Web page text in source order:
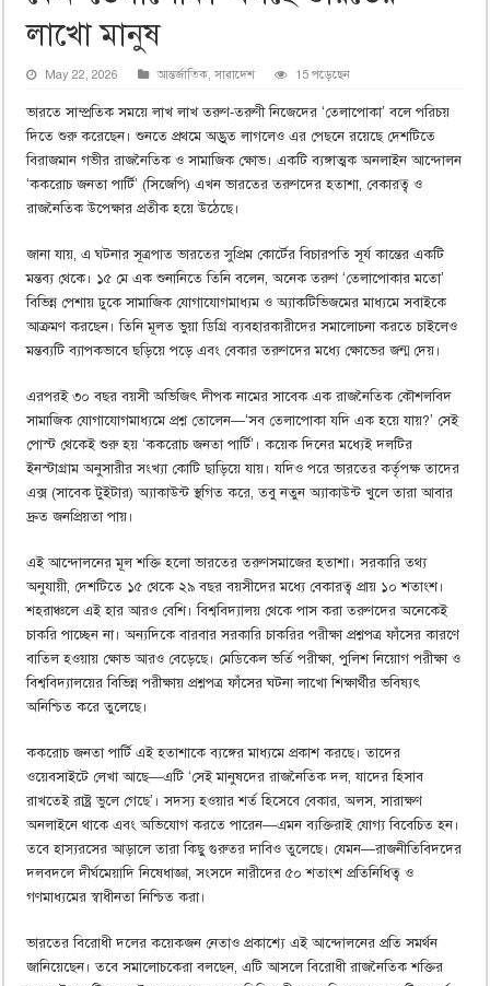
লাখো মানুষ
May 22, 2026 আন্তর্জাতিক ,সারাদেশ 15 পড়েছেন
ভারতে সাম্প্রতিক সময়ে লাখ লাখ তরুণ-তরুণী নিজেদের ‘তেলাপোকা’ বলে পরিচয়
দিতে শুরু করেছেন। শুনতে প্রথমে অদ্ভুত লাগলেও এর পেছনে রয়েছে দেশটিতে
বিরাজমান গভীর রাজনৈতিক ও সামাজিক ক্ষোভ। একটি ব্যঙ্গাত্মক অনলাইন আন্দোলন
‘ককরোচ জনতা পার্টি’ (সিজেপি) এখন ভারতের তরুণদের হতাশা, বেকারত্ব ও
রাজনৈতিক উপেক্ষার প্রতীক হয়ে উঠেছে।
জানা যায়, এ ঘটনার সূত্রপাত ভারতের সুপ্রিম কোর্টের বিচারপতি সূর্য কান্তের একটি
মন্তব্য থেকে। ১৫ মে এক শুনানিতে তিনি বলেন, অনেক তরুণ ‘তেলাপোকার মতো’
বিভিন্ন পেশায় ঢুকে সামাজিক যোগাযোগমাধ্যম ও অ্যাকটিভিজমের মাধ্যমে সবাইকে
আক্রমণ করছেন। তিনি মূলত ভুয়া ডিগ্রি ব্যবহারকারীদের সমালোচনা করতে চাইলেও
মন্তব্যটি ব্যাপকভাবে ছড়িয়ে পড়ে এবং বেকার তরুণদের মধ্যে ক্ষোভের জন্ম দেয়।
এরপরই ৩০ বছর বয়সী অভিজিৎ দীপক নামের সাবেক এক রাজনৈতিক কৌশলবিদ
সামাজিক যোগাযোগমাধ্যমে প্রশ্ন তোলেন—‘সব তেলাপোকা যদি এক হয়ে যায়?’ সেই
পোস্ট থেকেই শুরু হয় ‘ককরোচ জনতা পার্টি’। কয়েক দিনের মধ্যেই দলটির
ইনস্টাগ্রাম অনুসারীর সংখ্যা কোটি ছাড়িয়ে যায়। যদিও পরে ভারতের কর্তৃপক্ষ তাদের
এক্স (সাবেক টুইটার) অ্যাকাউন্ট স্থগিত করে, তবু নতুন অ্যাকাউন্ট খুলে তারা আবার
দ্রুত জনপ্রিয়তা পায়।
এই আন্দোলনের মূল শক্তি হলো ভারতের তরুণসমাজের হতাশা। সরকারি তথ্য
অনুযায়ী, দেশটিতে ১৫ থেকে ২৯ বছর বয়সীদের মধ্যে বেকারত্ব প্রায় ১০ শতাংশ।
শহরাঞ্চলে এই হার আরও বেশি। বিশ্ববিদ্যালয় থেকে পাস করা তরুণদের অনেকেই
চাকরি পাচ্ছেন না। অন্যদিকে বারবার সরকারি চাকরির পরীক্ষা প্রশ্নপত্র ফাঁসের কারণে
বাতিল হওয়ায় ক্ষোভ আরও বেড়েছে। মেডিকেল ভর্তি পরীক্ষা, পুলিশ নিয়োগ পরীক্ষা ও
বিশ্ববিদ্যালয়ের বিভিন্ন পরীক্ষায় প্রশ্নপত্র ফাঁসের ঘটনা লাখো শিক্ষার্থীর ভবিষ্যৎ
অনিশ্চিত করে তুলেছে।
ককরোচ জনতা পার্টি এই হতাশাকে ব্যঙ্গের মাধ্যমে প্রকাশ করছে। তাদের
ওয়েবসাইটে লেখা আছে—এটি ‘সেই মানুষদের রাজনৈতিক দল, যাদের হিসাব
রাখতেই রাষ্ট্র ভুলে গেছে’। সদস্য হওয়ার শর্ত হিসেবে বেকার, অলস, সারাক্ষণ
অনলাইনে থাকে এবং অভিযোগ করতে পারেন—এমন ব্যক্তিরাই যোগ্য বিবেচিত হন।
তবে হাস্যরসের আড়ালে তারা কিছু গুরুতর দাবিও তুলেছে। যেমন—রাজনীতিবিদদের
দলবদলে দীর্ঘমেয়াদি নিষেধাজ্ঞা, সংসদে নারীদের ৫০ শতাংশ প্রতিনিধিত্ব ও
গণমাধ্যমের স্বাধীনতা নিশ্চিত করা।
ভারতের বিরোধী দলের কয়েকজন নেতাও প্রকাশ্যে এই আন্দোলনের প্রতি সমর্থন
জানিয়েছেন। তবে সমালোচকেরা বলছেন, এটি আসলে বিরোধী রাজনৈতিক শক্তির